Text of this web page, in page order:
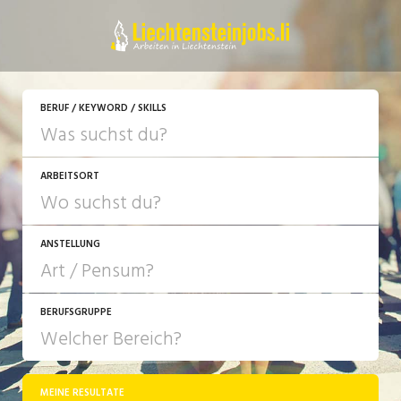
BERUF / KEYWORD / SKILLS
ARBEITSORT
ANSTELLUNG
JOB-TYP
Festanstellung
BERUFSGRUPPE
MEINE RESULTATE
JETZT BEWERBEN